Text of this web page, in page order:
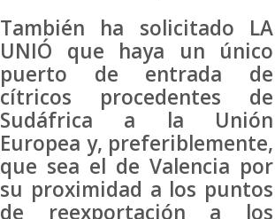
También ha solicitado LA
UNIÓ que haya un único
puerto de entrada de
cítricos procedentes de
Sudáfrica a la Unión
Europea y, preferiblemente,
que sea el de Valencia por
su proximidad a los puntos
de reexportación a los